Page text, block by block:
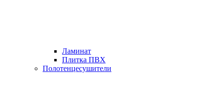
Ламинат
Плитка ПВХ
Полотенцесушители